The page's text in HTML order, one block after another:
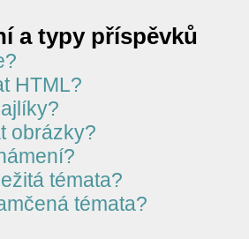
a typy příspěvků
HTML?
obrázky?
témata?
témata?